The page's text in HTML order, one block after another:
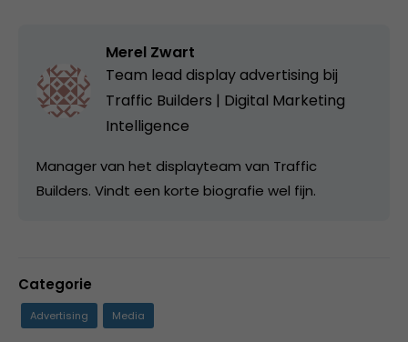
Merel Zwart
Team lead display advertising bij
Traffic Builders | Digital Marketing
Intelligence
Manager van het displayteam van Traffic
Builders. Vindt een korte biografie wel fijn.
Categorie
Advertising Media